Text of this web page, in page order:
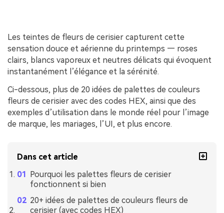
Les teintes de fleurs de cerisier capturent cette
sensation douce et aérienne du printemps — roses
clairs, blancs vaporeux et neutres délicats qui évoquent
instantanément l’élégance et la sérénité.
Ci-dessous, plus de 20 idées de palettes de couleurs
fleurs de cerisier avec des codes HEX, ainsi que des
exemples d’utilisation dans le monde réel pour l’image
de marque, les mariages, l’UI, et plus encore.
Dans cet article
Pourquoi les palettes fleurs de cerisier
fonctionnent si bien
20+ idées de palettes de couleurs fleurs de
cerisier (avec codes HEX)